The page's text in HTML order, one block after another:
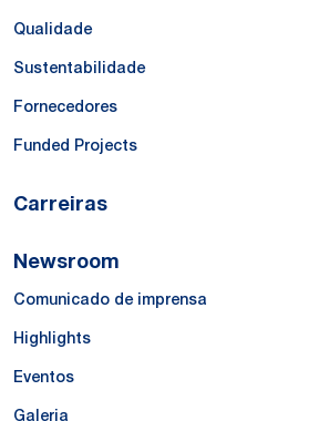
Qualidade
Sustentabilidade
Fornecedores
Funded Projects
Carreiras
Newsroom
Comunicado de imprensa
Highlights
Eventos
Galeria